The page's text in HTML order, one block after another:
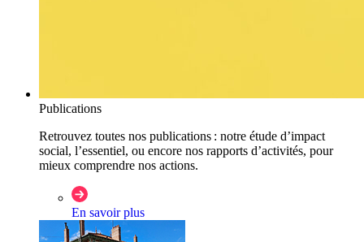
Publications
Retrouvez toutes nos publications : notre étude d’impact
social, l’essentiel, ou encore nos rapports d’activités, pour
mieux comprendre nos actions.
En savoir plus